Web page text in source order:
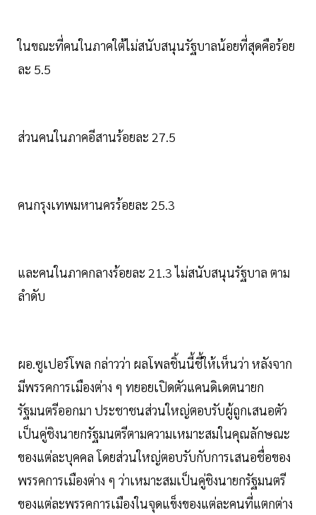
ในขณะที่คนในภาคใต้ไม่สนับสนุนรัฐบาลน้อยที่สุดคือร้อย
ละ 5.5
ส่วนคนในภาคอีสานร้อยละ 27.5
คนกรุงเทพมหานครร้อยละ 25.3
และคนในภาคกลางร้อยละ 21.3 ไม่สนับสนุนรัฐบาล ตาม
ลำดับ
ผอ.ซูเปอร์โพล กล่าวว่า ผลโพลชิ้นนี้ชี้ให้เห็นว่า หลังจาก
มีพรรคการเมืองต่าง ๆ ทยอยเปิดตัวแคนดิเดตนายก
รัฐมนตรีออกมา ประชาชนส่วนใหญ่ตอบรับผู้ถูกเสนอตัว
เป็นคู่ชิงนายกรัฐมนตรีตามความเหมาะสมในคุณลักษณะ
ของแต่ละบุคคล โดยส่วนใหญ่ตอบรับกับการเสนอชื่อของ
พรรคการเมืองต่าง ๆ ว่าเหมาะสมเป็นคู่ชิงนายกรัฐมนตรี
ของแต่ละพรรคการเมืองในจุดแข็งของแต่ละคนที่แตกต่าง